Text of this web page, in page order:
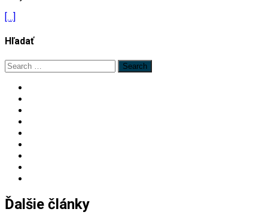
[…]
Hľadať
Search
for:
Ďalšie články